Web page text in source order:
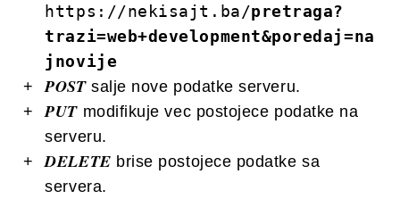
https://nekisajt.ba/pretraga?
trazi=web+development&poredaj=na
jnovije
POSTsalje nove podatke serveru.
PUTmodifikuje vec postojece podatke na
serveru.
DELETE brise postojece podatke sa
servera.